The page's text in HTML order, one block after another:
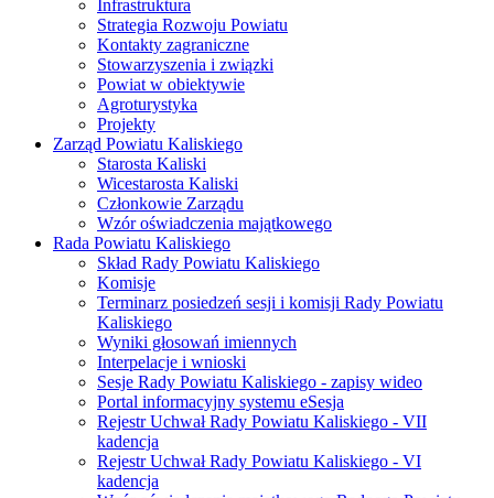
Infrastruktura
Strategia Rozwoju Powiatu
Kontakty zagraniczne
Stowarzyszenia i związki
Powiat w obiektywie
Agroturystyka
Projekty
Zarząd Powiatu Kaliskiego
Starosta Kaliski
Wicestarosta Kaliski
Członkowie Zarządu
Wzór oświadczenia majątkowego
Rada Powiatu Kaliskiego
Skład Rady Powiatu Kaliskiego
Komisje
Terminarz posiedzeń sesji i komisji Rady Powiatu
Kaliskiego
Wyniki głosowań imiennych
Interpelacje i wnioski
Sesje Rady Powiatu Kaliskiego - zapisy wideo
Portal informacyjny systemu eSesja
Rejestr Uchwał Rady Powiatu Kaliskiego - VII
kadencja
Rejestr Uchwał Rady Powiatu Kaliskiego - VI
kadencja